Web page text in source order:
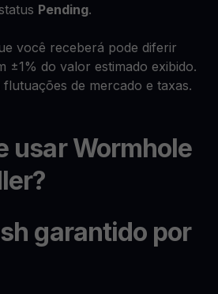
Pending.
você receberá pode diferir
±1% do valor estimado exibido.
de mercado e taxas.
usar Wormhole
garantido por